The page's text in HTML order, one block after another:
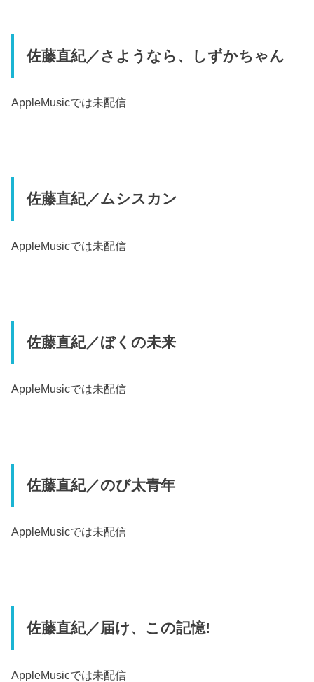
佐藤直紀／さようなら、しずかちゃん
AppleMusicでは未配信
佐藤直紀／ムシスカン
AppleMusicでは未配信
佐藤直紀／ぼくの未来
AppleMusicでは未配信
佐藤直紀／のび太青年
AppleMusicでは未配信
佐藤直紀／届け、この記憶!
AppleMusicでは未配信